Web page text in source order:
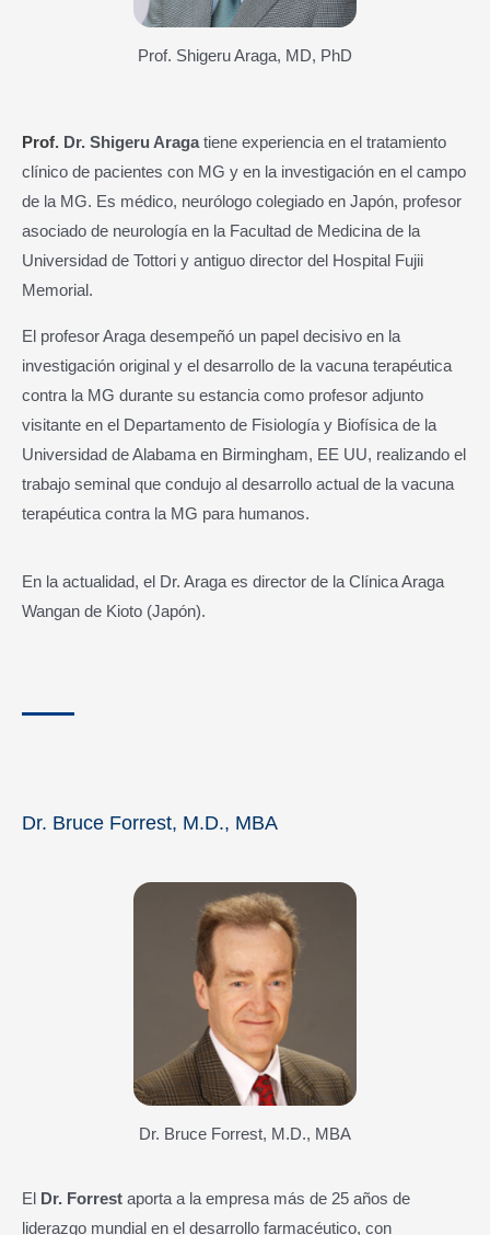
Prof. Shigeru Araga, MD, PhD
Prof. Dr. Shigeru Aragatiene experiencia en el tratamiento
clínico de pacientes con MG y en la investigación en el campo
de la MG. Es médico, neurólogo colegiado en Japón, profesor
asociado de neurología en la Facultad de Medicina de la
Universidad de Tottori y antiguo director del Hospital Fujii
Memorial.
El profesor Araga desempeñó un papel decisivo en la
investigación original y el desarrollo de la vacuna terapéutica
contra la MG durante su estancia como profesor adjunto
visitante en el Departamento de Fisiología y Biofísica de la
Universidad de Alabama en Birmingham, EE UU, realizando el
trabajo seminal que condujo al desarrollo actual de la vacuna
terapéutica contra la MG para humanos.
En la actualidad, el Dr. Araga es director de la Clínica Araga
Wangan de Kioto (Japón).
Dr. Bruce Forrest, M.D., MBA
Dr. Bruce Forrest, M.D., MBA
El Dr. Forrest aporta a la empresa más de 25 años de
liderazgo mundial en el desarrollo farmacéutico, con